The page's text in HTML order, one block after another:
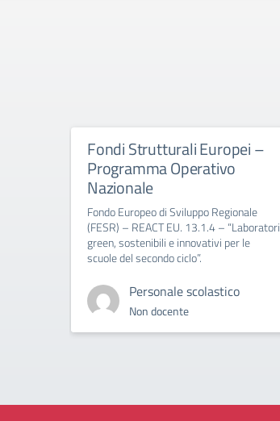
Fondi Strutturali Europei –
Programma Operativo
Nazionale
Fondo Europeo di Sviluppo Regionale
(FESR) – REACT EU. 13.1.4 – “Laboratori
green, sostenibili e innovativi per le
scuole del secondo ciclo”.
Personale scolastico
Non docente